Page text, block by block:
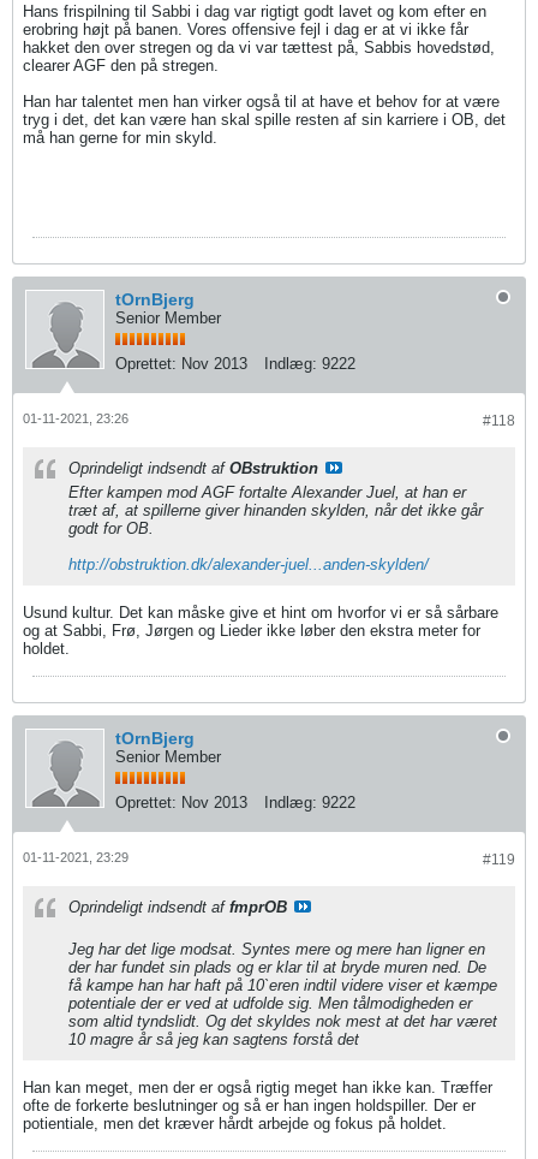
Hans frispilning til Sabbi i dag var rigtigt godt lavet og kom efter en
erobring højt på banen. Vores offensive fejl i dag er at vi ikke får
hakket den over stregen og da vi var tættest på, Sabbis hovedstød,
clearer AGF den på stregen.
Han har talentet men han virker også til at have et behov for at være
tryg i det, det kan være han skal spille resten af sin karriere i OB, det
må han gerne for min skyld.
tOrnBjerg
Senior Member
Oprettet: Nov 2013 Indlæg: 9222
#118
01-11-2021, 23:26
Oprindeligt indsendt af OBstruktion
Efter kampen mod AGF fortalte Alexander Juel, at han er
træt af, at spillerne giver hinanden skylden, når det ikke går
godt for OB.
http://obstruktion.dk/alexander-juel...anden-skylden/
Usund kultur. Det kan måske give et hint om hvorfor vi er så sårbare
og at Sabbi, Frø, Jørgen og Lieder ikke løber den ekstra meter for
holdet.
tOrnBjerg
Senior Member
Oprettet: Nov 2013 Indlæg: 9222
#119
01-11-2021, 23:29
Oprindeligt indsendt af fmprOB
Jeg har det lige modsat. Syntes mere og mere han ligner en
der har fundet sin plads og er klar til at bryde muren ned. De
få kampe han har haft på 10`eren indtil videre viser et kæmpe
potentiale der er ved at udfolde sig. Men tålmodigheden er
som altid tyndslidt. Og det skyldes nok mest at det har været
10 magre år så jeg kan sagtens forstå det
Han kan meget, men der er også rigtig meget han ikke kan. Træffer
ofte de forkerte beslutninger og så er han ingen holdspiller. Der er
potientiale, men det kræver hårdt arbejde og fokus på holdet.